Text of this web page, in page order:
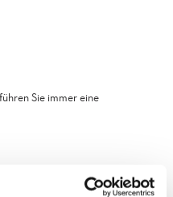
Sie immer eine